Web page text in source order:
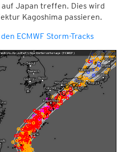
Japan treffen. Dies wird
Kagoshima passieren.
ECMWF Storm-Tracks